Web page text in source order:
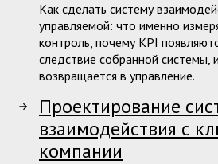
Как сделать систему
управляемой: что именно
контроль, почему KPI
следствие собранной системы,
возвращается в управление.
Проектирование
взаимодействия с
компании